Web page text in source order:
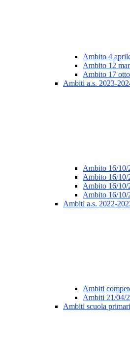
Ambito 4
Ambito 12
Ambito 17
Ambiti a.s. 2023-
Ambito 16/10/
Ambito 16/10/
Ambito 16/10/
Ambito 16/10/
Ambiti a.s. 2022-
Ambiti
Ambiti 21/04/
Ambiti scuola